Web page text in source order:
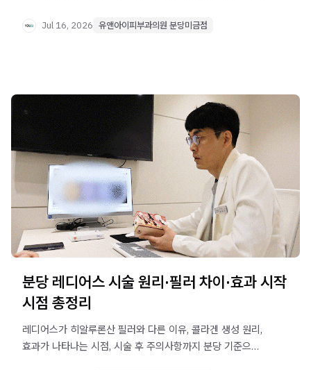
Jul 16, 2026 유앤아이피부과의원 분당미금점
분당 레디어스 시술 원리·필러 차이·효과 시작
시점 총정리
레디어스가 히알루론산 필러와 다른 이유, 콜라겐 생성 원리,
효과가 나타나는 시점, 시술 후 주의사항까지 분당 기준으로